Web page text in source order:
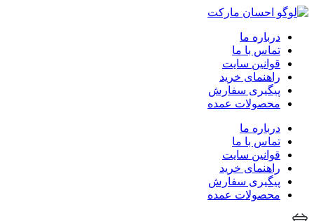
درباره ما
تماس با ما
قوانین سایت
راهنمای خرید
پیگیری سفارش
محصولات عمده
درباره ما
تماس با ما
قوانین سایت
راهنمای خرید
پیگیری سفارش
محصولات عمده